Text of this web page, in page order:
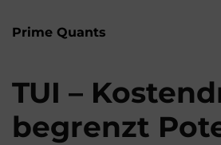
Prime Quants
TUI –
begrenzt